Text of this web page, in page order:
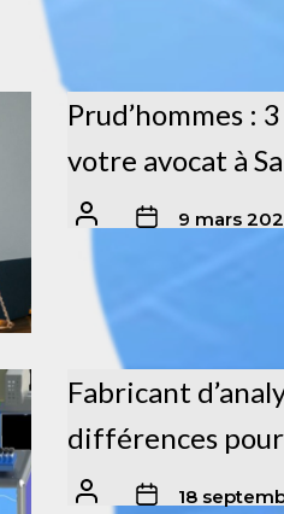
Prud’hommes :
votre avocat à
9 mars
Fabricant
différences pour
18